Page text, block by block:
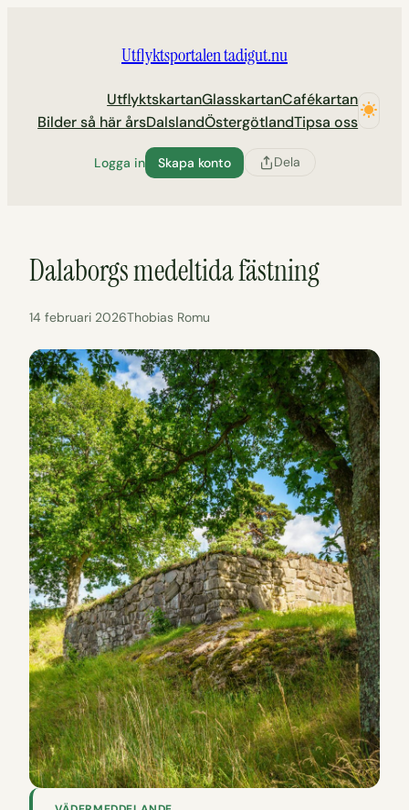
Utflyktsportalen tadigut.nu
UtflyktskartanGlasskartanCafékartan
Bilder så här årsDalslandÖstergötlandTipsa oss
Logga in Skapa konto Dela
Dalaborgs medeltida fästning
14 februari 2026Thobias Romu